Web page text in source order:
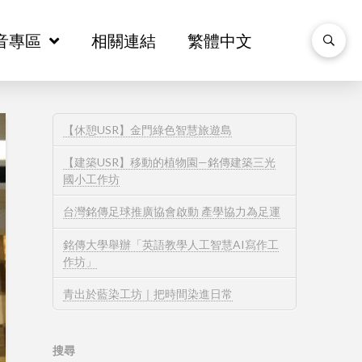
專區 相關連結 繁體中文
專區 相關連結 繁體中文
【休憩USR】金門綠色智慧旅遊島
【建築USR】移動的植物園—銘傳建築三光
國小工作坊
台灣銘傳足球推廣協會啟動 產學協力為足運
銘傳大學舉辦「英語教學人工智慧AI寫作工
作坊」
青出於藍染工坊｜把時間染進日常
搜尋